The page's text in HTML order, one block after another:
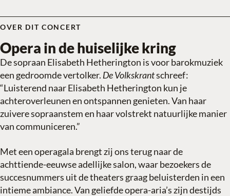
OVER DIT CONCERT
Opera in de huiselijke kring
De sopraan Elisabeth Hetherington is voor barokmuziek
een gedroomde vertolker. De Volkskrantschreef:
“Luisterend naar Elisabeth Hetherington kun je
achteroverleunen en ontspannen genieten. Van haar
zuivere sopraanstem en haar volstrekt natuurlijke manier
van communiceren.”
Met een operagala brengt zij ons terug naar de
achttiende-eeuwse adellijke salon, waar bezoekers de
succesnummers uit de theaters graag beluisterden in een
intieme ambiance. Van geliefde opera-aria’s zijn destijds